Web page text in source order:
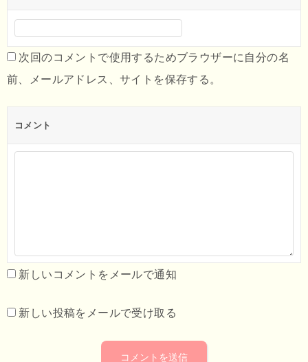
次回のコメントで使用するためブラウザーに自分の名
前、メールアドレス、サイトを保存する。
コメント
新しいコメントをメールで通知
新しい投稿をメールで受け取る